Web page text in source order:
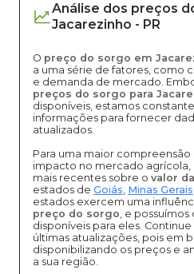
Análise dos preços
Jacarezinho - PR
O preço do sorgo em
a uma série de fatores, como
e demanda de mercado.
preços do sorgo para
disponíveis, estamos
informações para fornecer
atualizados.
Para uma maior compreensão
impacto no mercado
mais recentes sobre o valor
estados de Goiás, Minas Gerais
estados exercem uma
preço do sorgo, e
disponíveis para eles.
últimas atualizações, pois em
disponibilizando os preços e
a sua região.